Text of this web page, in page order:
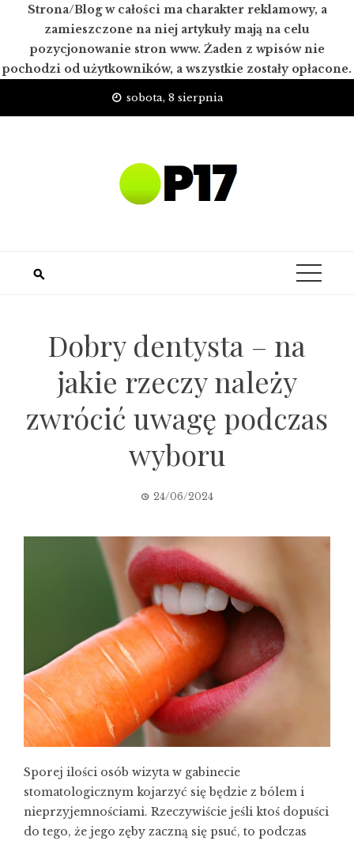
Strona/Blog w całości ma charakter reklamowy, a
zamieszczone na niej artykuły mają na celu
pozycjonowanie stron www. Żaden z wpisów nie
pochodzi od użytkowników, a wszystkie zostały opłacone.
sobota, 8 sierpnia
Dobry dentysta – na
jakie rzeczy należy
zwrócić uwagę podczas
wyboru
24/06/2024
Sporej ilości osób wizyta w gabinecie
stomatologicznym kojarzyć się będzie z bólem i
nieprzyjemnościami. Rzeczywiście jeśli ktoś dopuści
do tego, że jego zęby zaczną się psuć, to podczas